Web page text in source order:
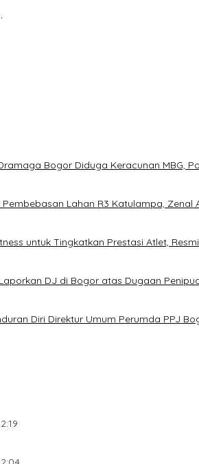
Bogor Diduga Keracunan MBG,
Lahan R3 Katulampa, Zenal
untuk Tingkatkan Prestasi Atlet,
DJ di Bogor atas Dugaan
Diri Direktur Umum Perumda PPJ